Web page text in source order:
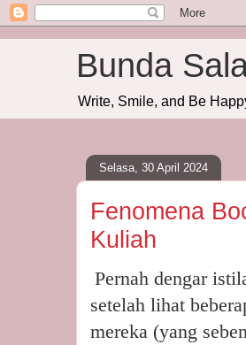
Bunda
Write, Smile, and Be
Selasa, 30 April 2024
Fenomena
Kuliah
Pernah dengar
setelah lihat
mereka (yang